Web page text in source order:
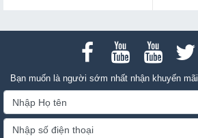
Bạn muốn là người sớm nhất nhận khuyến